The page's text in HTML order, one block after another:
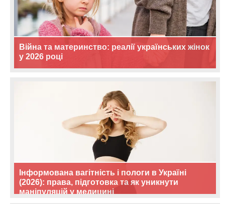
Війна та материнство: реалії українських жінок
у 2026 році
Інформована вагітність і пологи в Україні
(2026): права, підготовка та як уникнути
маніпуляцій у медицині